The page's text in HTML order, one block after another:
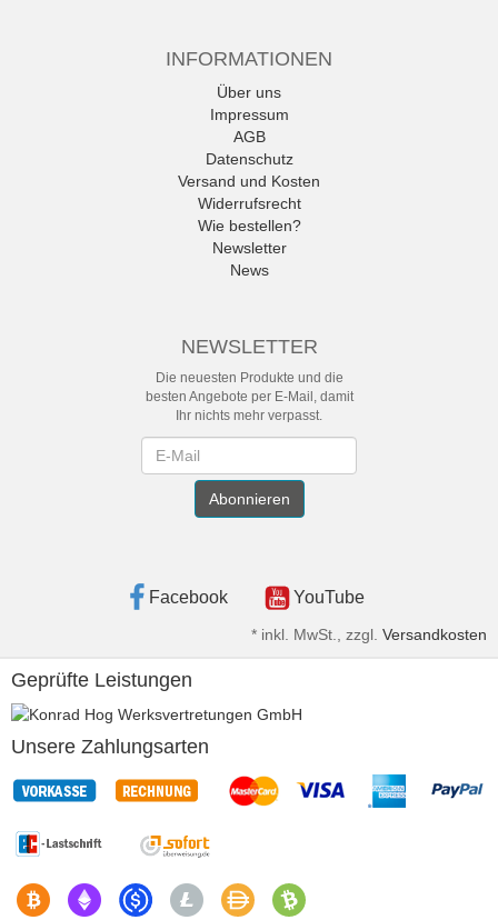
INFORMATIONEN
Über uns
Impressum
AGB
Datenschutz
Versand und Kosten
Widerrufsrecht
Wie bestellen?
Newsletter
News
NEWSLETTER
Die neuesten Produkte und die
besten Angebote per E-Mail, damit
Ihr nichts mehr verpasst.
Abonnieren
Facebook YouTube
* inkl. MwSt., zzgl. Versandkosten
Geprüfte Leistungen
Unsere Zahlungsarten